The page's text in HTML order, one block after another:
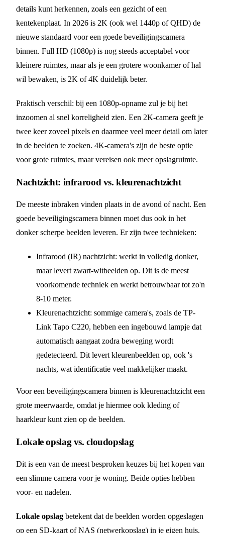
details kunt herkennen, zoals een gezicht of een
kentekenplaat. In 2026 is 2K (ook wel 1440p of QHD) de
nieuwe standaard voor een goede beveiligingscamera
binnen. Full HD (1080p) is nog steeds acceptabel voor
kleinere ruimtes, maar als je een grotere woonkamer of hal
wil bewaken, is 2K of 4K duidelijk beter.
Praktisch verschil: bij een 1080p-opname zul je bij het
inzoomen al snel korreligheid zien. Een 2K-camera geeft je
twee keer zoveel pixels en daarmee veel meer detail om later
in de beelden te zoeken. 4K-camera's zijn de beste optie
voor grote ruimtes, maar vereisen ook meer opslagruimte.
Nachtzicht: infrarood vs. kleurenachtzicht
De meeste inbraken vinden plaats in de avond of nacht. Een
goede beveiligingscamera binnen moet dus ook in het
donker scherpe beelden leveren. Er zijn twee technieken:
Infrarood (IR) nachtzicht: werkt in volledig donker,
maar levert zwart-witbeelden op. Dit is de meest
voorkomende techniek en werkt betrouwbaar tot zo'n
8-10 meter.
Kleurenachtzicht: sommige camera's, zoals de TP-
Link Tapo C220, hebben een ingebouwd lampje dat
automatisch aangaat zodra beweging wordt
gedetecteerd. Dit levert kleurenbeelden op, ook 's
nachts, wat identificatie veel makkelijker maakt.
Voor een beveiligingscamera binnen is kleurenachtzicht een
grote meerwaarde, omdat je hiermee ook kleding of
haarkleur kunt zien op de beelden.
Lokale opslag vs. cloudopslag
Dit is een van de meest besproken keuzes bij het kopen van
een slimme camera voor je woning. Beide opties hebben
voor- en nadelen.
Lokale opslag betekent dat de beelden worden opgeslagen
op een SD-kaart of NAS (netwerkopslag) in je eigen huis.